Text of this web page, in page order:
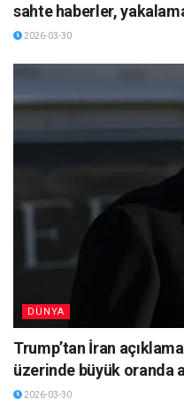
sahte haberler,
2026-03-30
DÜNYA
Trump’tan İran
üzerinde büyük oranda
2026-03-30